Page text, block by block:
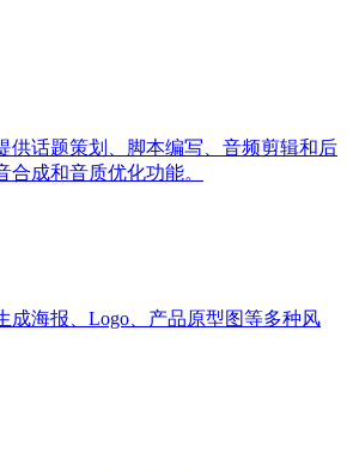
供话题策划、脚本编写、音频剪辑和后
成和音质优化功能。
成海报、Logo、产品原型图等多种风